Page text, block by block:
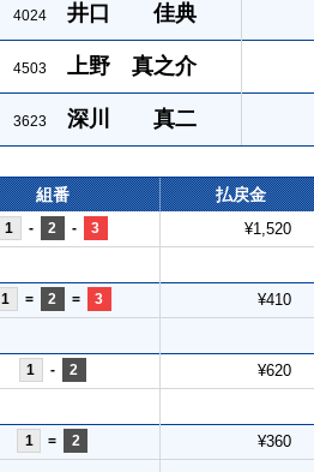
4024 井口 佳典
4503 上野 真之介
3623 深川 真二
組番 払戻金
1 - 2 - 3 ¥1,520
1 = 2 = 3 ¥410
1 - 2 ¥620
1 = 2 ¥360